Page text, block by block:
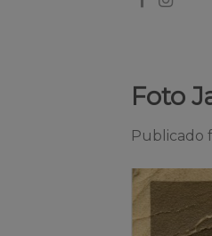
Foto
Publicado